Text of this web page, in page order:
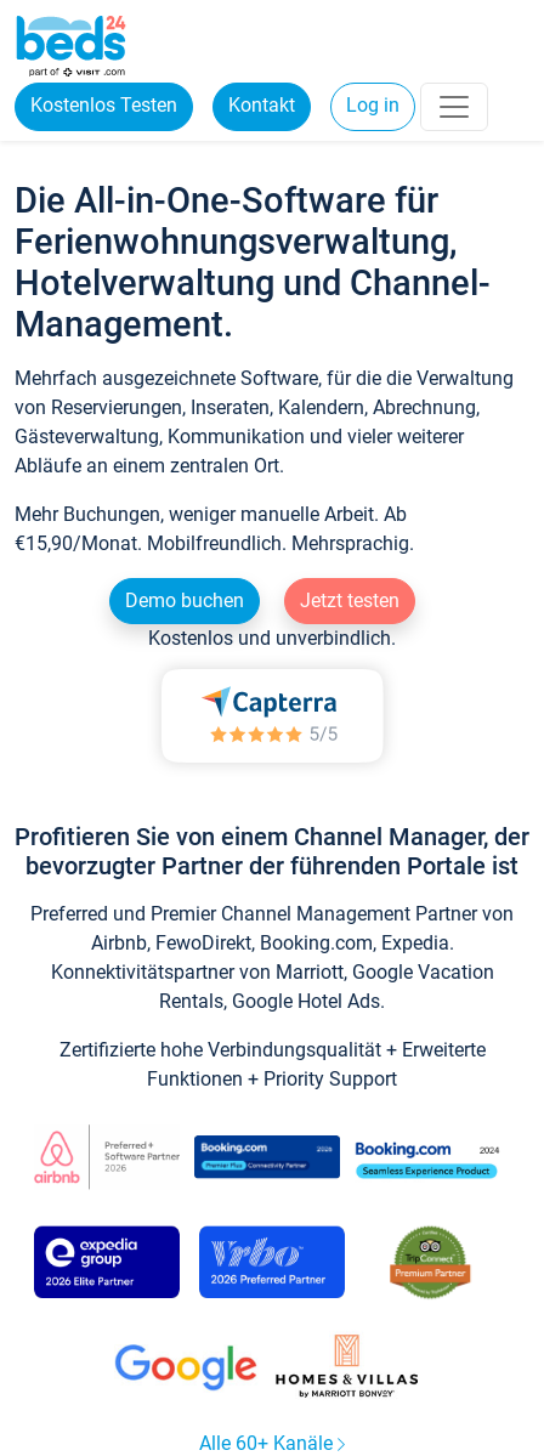
Kostenlos Testen Kontakt Log in
Die All-in-One-Software für
Ferienwohnungsverwaltung,
Hotelverwaltung und Channel-
Management.
Mehrfach ausgezeichnete Software, für die die Verwaltung
von Reservierungen, Inseraten, Kalendern, Abrechnung,
Gästeverwaltung, Kommunikation und vieler weiterer
Abläufe an einem zentralen Ort.
Mehr Buchungen, weniger manuelle Arbeit. Ab
€15,90/Monat. Mobilfreundlich. Mehrsprachig.
Demo buchen
Jetzt testen
Kostenlos und unverbindlich.
Profitieren Sie von einem Channel Manager, der
bevorzugter Partner der führenden Portale ist
Preferred und Premier Channel Management Partner von
Airbnb, FewoDirekt, Booking.com, Expedia.
Konnektivitätspartner von Marriott, Google Vacation
Rentals, Google Hotel Ads.
Zertifizierte hohe Verbindungsqualität + Erweiterte
Funktionen + Priority Support
Alle 60+ Kanäle